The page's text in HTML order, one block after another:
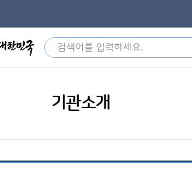
기관소개